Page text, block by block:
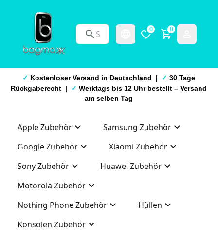
0 0
✓ Kostenloser Versand in Deutschland | ✓ 30 Tage
Rückgaberecht | ✓ Werktags bis 12 Uhr bestellt – Versand
am selben Tag
Apple Zubehör
Samsung Zubehör
Google Zubehör
Xiaomi Zubehör
Sony Zubehör
Huawei Zubehör
Motorola Zubehör
Nothing Phone Zubehör
Hüllen
Konsolen Zubehör